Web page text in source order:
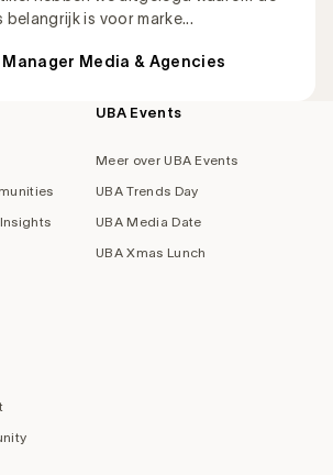
belangrijk is voor marke...
Media & Agencies
UBA Events
Meer over UBA Events
UBA Trends Day
UBA Media Date
UBA Xmas Lunch